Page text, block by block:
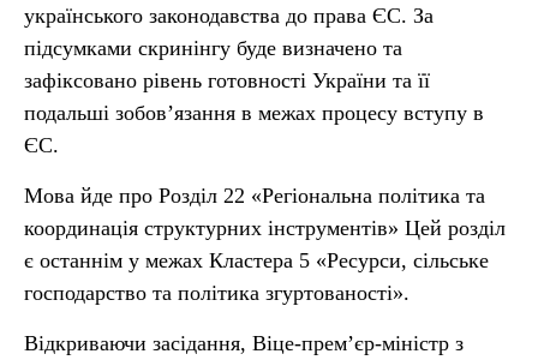
українського законодавства до права ЄС. За
підсумками скринінгу буде визначено та
зафіксовано рівень готовності України та її
подальші зобовʼязання в межах процесу вступу в
ЄС.
Мова йде про Розділ 22 «Регіональна політика та
координація структурних інструментів» Цей розділ
є останнім у межах Кластера 5 «Ресурси, сільське
господарство та політика згуртованості».
Відкриваючи засідання, Віце-прем’єр-міністр з